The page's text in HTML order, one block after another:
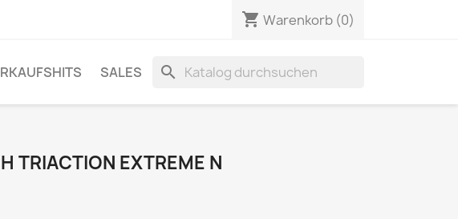
shopping_cart Warenkorb (0)
SALES search
TRIACTION EXTREME N